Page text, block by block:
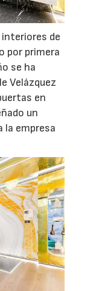
interiores de
por primera
se ha
Velázquez
en
un
la empresa